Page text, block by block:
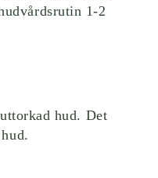
1-2
hud. Det